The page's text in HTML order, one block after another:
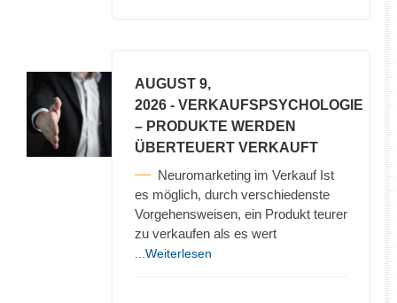
AUGUST 9,
2026 - VERKAUFSPSYCHOLOGIE
– PRODUKTE WERDEN
ÜBERTEUERT VERKAUFT
Neuromarketing im Verkauf Ist
es möglich, durch verschiedenste
Vorgehensweisen, ein Produkt teurer
zu verkaufen als es wert
...Weiterlesen